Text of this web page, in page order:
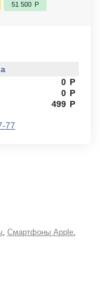
51 500 Р
0 Р
0 Р
499 Р
77
Смартфоны Apple